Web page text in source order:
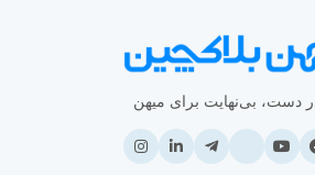
دست، بی‌نهایت برای میهن